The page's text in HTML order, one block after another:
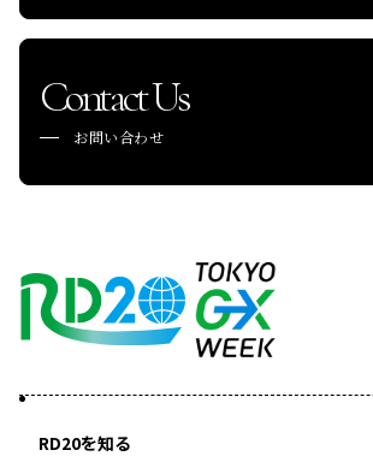
Contact Us
お問い合わせ
RD20を知る